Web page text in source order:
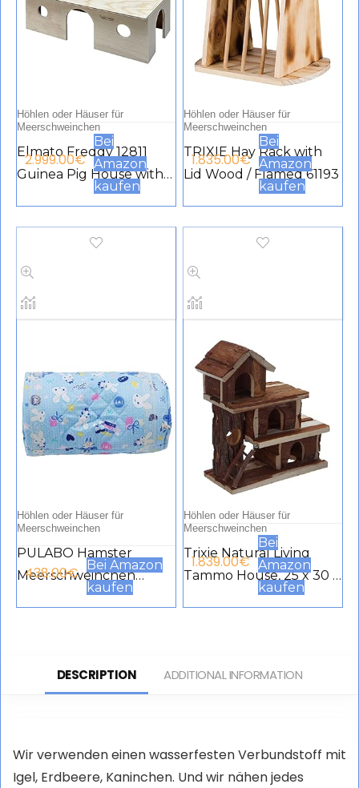
Höhlen oder Häuser für
Meerschweinchen
Elmato Freddy 12811
Guinea Pig House with 3
2.999.00€
Bei
Amazon
kaufen
Höhlen oder Häuser für
Meerschweinchen
TRIXIE Hay Rack with
Lid Wood / Flamed 61193
1.835.00€
Bei
Amazon
kaufen
Höhlen oder Häuser für
Meerschweinchen
PULABO Hamster
Meerschweinchen
Tunnelröhren
438.00€
Bei Amazon
kaufen
Höhlen oder Häuser für
Meerschweinchen
Trixie Natural Living
Tammo House, 25 x 30 x
1.839.00€
Bei
Amazon
kaufen
DESCRIPTION ADDITIONAL INFORMATION
Wir verwenden einen wasserfesten Verbundstoff mit
Igel, Erdbeere, Kaninchen. Und wir nähen jedes